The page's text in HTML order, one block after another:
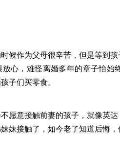
候作为父母很辛苦，但是等到
心，难怪离婚多年的章子怡始
子们买零食。
愿意接触前妻的孩子，就像英
妹接触了，如今老了知道后悔